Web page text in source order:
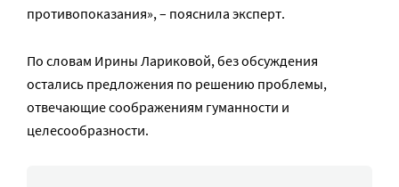
противопоказания», – пояснила эксперт.
По словам Ирины Лариковой, без обсуждения
остались предложения по решению проблемы,
отвечающие соображениям гуманности и
целесообразности.